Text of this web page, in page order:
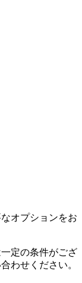
オプションをお
定の条件がござ
わせください。